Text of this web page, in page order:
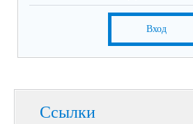
Вход
Ссылки